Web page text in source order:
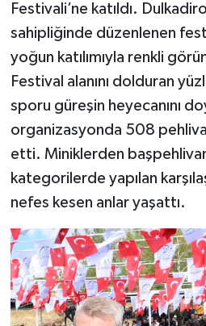
Festivali’ne katıldı.
sahipliğinde düzenlenen
yoğun katılımıyla renkli
Festival alanını dolduran
sporu güreşin heyecanını
organizasyonda 508
etti. Miniklerden
kategorilerde yapılan
nefes kesen anlar yaşattı.